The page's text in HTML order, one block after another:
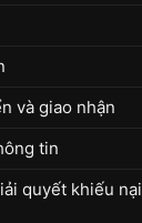
và giao nhận
tin
quyết khiếu nại